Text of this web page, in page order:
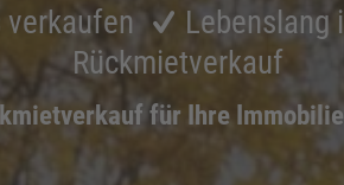
verkaufen
Lebenslang
Rückmietverkauf
für Ihre